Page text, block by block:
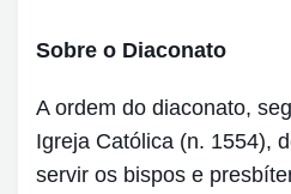
Sobre o Diaconato
A ordem do diaconato,
Igreja Católica (n. 1554),
servir os bispos e